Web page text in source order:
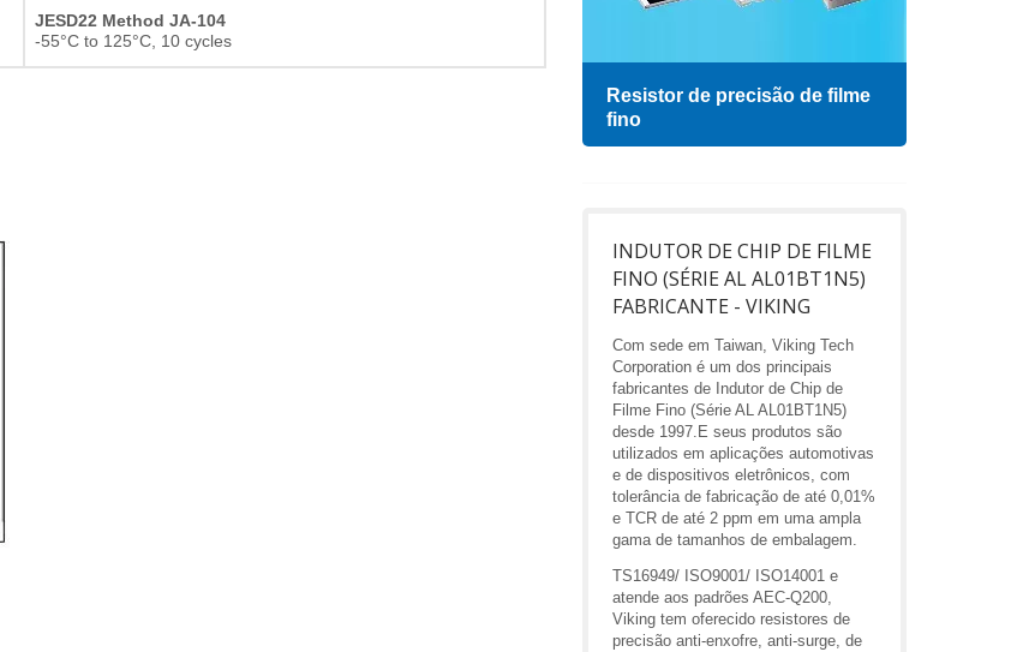
JESD22 Method JA-104
-55°C to 125°C, 10 cycles
Resistor de precisão de filme
fino
INDUTOR DE CHIP DE FILME
FINO (SÉRIE AL AL01BT1N5)
FABRICANTE - VIKING
Com sede em Taiwan, Viking Tech
Corporation é um dos principais
fabricantes de Indutor de Chip de
Filme Fino (Série AL AL01BT1N5)
desde 1997.E seus produtos são
utilizados em aplicações automotivas
e de dispositivos eletrônicos, com
tolerância de fabricação de até 0,01%
e TCR de até 2 ppm em uma ampla
gama de tamanhos de embalagem.
TS16949/ ISO9001/ ISO14001 e
atende aos padrões AEC-Q200,
Viking tem oferecido resistores de
precisão anti-enxofre, anti-surge, de